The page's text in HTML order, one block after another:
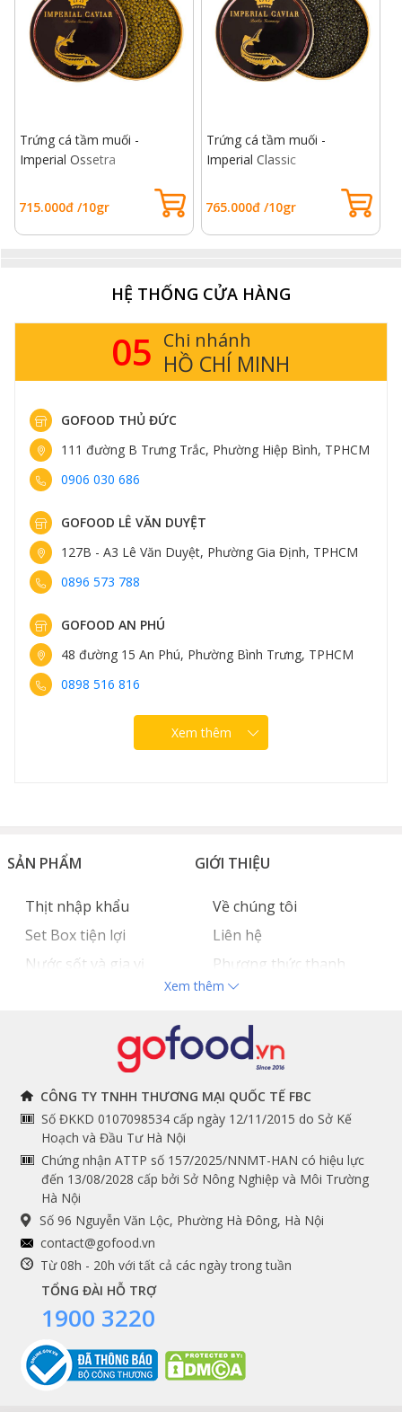
Trứng cá tầm muối -
Imperial Ossetra
715.000đ /10gr
Trứng cá tầm muối -
Imperial Classic
765.000đ /10gr
HỆ THỐNG CỬA HÀNG
05 Chi nhánh
HỒ CHÍ MINH
GOFOOD THỦ ĐỨC
111 đường B Trưng Trắc, Phường Hiệp Bình, TPHCM
0906 030 686
GOFOOD LÊ VĂN DUYỆT
127B - A3 Lê Văn Duyệt, Phường Gia Định, TPHCM
0896 573 788
GOFOOD AN PHÚ
48 đường 15 An Phú, Phường Bình Trưng, TPHCM
0898 516 816
Xem thêm
SẢN PHẨM
Thịt nhập khẩu
Set Box tiện lợi
Nước sốt và gia vị
GIỚI THIỆU
Về chúng tôi
Liên hệ
Phương thức thanh
toán
Tuyển dụng
THÔNG TIN
Chính sách và quy định
chung
Hướng dẫn đặt hàng
Cam kết chất lượng
THEO DÕI NGAY
Facebook
Instagram
Youtube
Tiktok
Shopee
DỊCH VỤ
Premium services
Xem thêm
CÔNG TY TNHH THƯƠNG MẠI QUỐC TẾ FBC
Số ĐKKD 0107098534 cấp ngày 12/11/2015 do Sở Kế
Hoạch và Đầu Tư Hà Nội
Chứng nhận ATTP số 157/2025/NNMT-HAN có hiệu lực
đến 13/08/2028 cấp bởi Sở Nông Nghiệp và Môi Trường
Hà Nội
Số 96 Nguyễn Văn Lộc, Phường Hà Đông, Hà Nội
contact@gofood.vn
Từ 08h - 20h với tất cả các ngày trong tuần
TỔNG ĐÀI HỖ TRỢ
1900 3220